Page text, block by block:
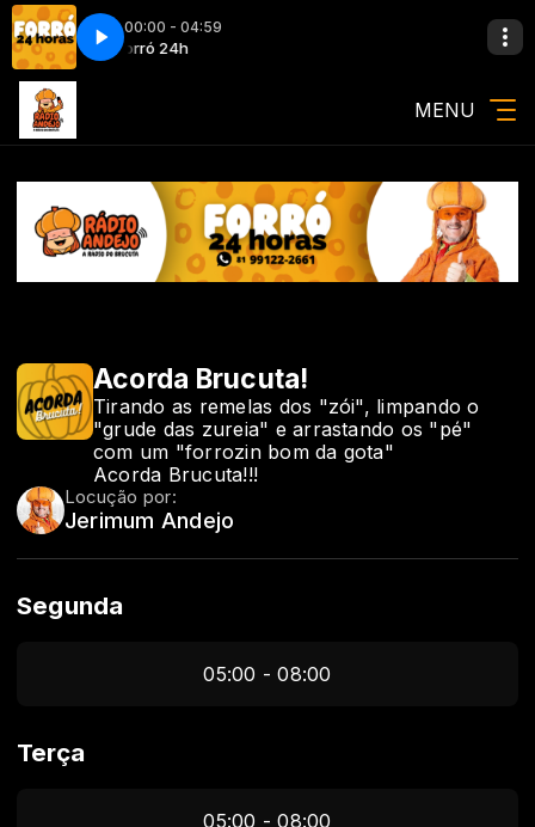
00:00 - 04:59
24h Forró 24h
Galileu Erasmo Miguel - Um certo Galileu
MENU
Acorda Brucuta!
Tirando as remelas dos "zói", limpando o
"grude das zureia" e arrastando os "pé"
com um "forrozin bom da gota"
Acorda Brucuta!!!
Locução por:
Jerimum Andejo
Segunda
05:00 - 08:00
Terça
05:00 - 08:00